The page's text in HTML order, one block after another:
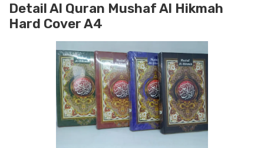
Detail Al Quran Mushaf Al Hikmah
Hard Cover A4